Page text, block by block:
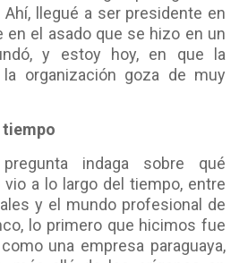
llegué a ser presidente en
en el asado que se hizo en un
y estoy hoy, en que la
organización goza de muy
tiempo
indaga sobre qué
a lo largo del tiempo, entre
y el mundo profesional de
lo primero que hicimos fue
una empresa paraguaya,